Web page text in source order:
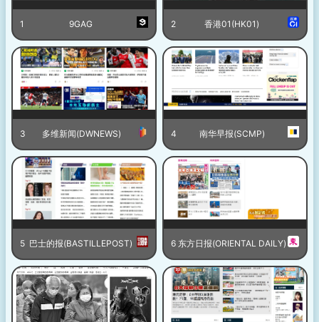
1 9GAG 2 香港01(HK01)
3 多维新闻(DWNEWS) 4 南华早报(SCMP)
5 巴士的报(BASTILLEPOST) 6 东方日报(ORIENTAL DAILY)